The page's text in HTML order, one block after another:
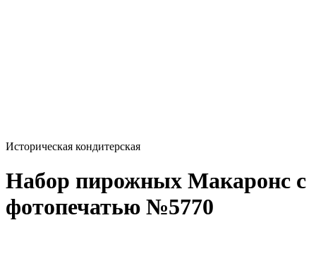
Историческая кондитерская
Набор пирожных Макаронс с
фотопечатью №5770